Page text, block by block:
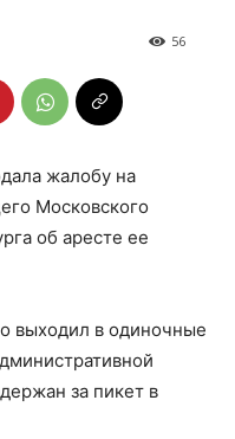
56
жалобу на
Московского
об аресте ее
выходил в одиночные
за пикет в